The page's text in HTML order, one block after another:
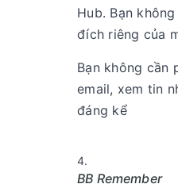
Hub. Bạn
đích riêng của
Bạn không cần
email, xem tin
đáng kể
BB Remember